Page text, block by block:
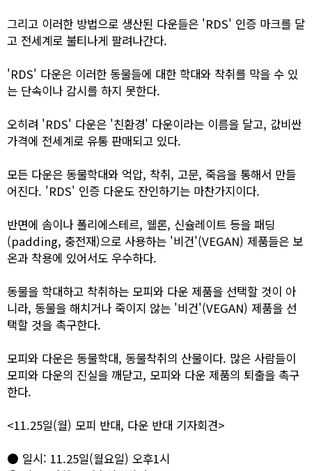
그리고 이러한 방법으로 생산된 다운들은 'RDS' 인증 마크를 달
고 전세계로 불티나게 팔려나간다.
'RDS' 다운은 이러한 동물들에 대한 학대와 착취를 막을 수 있
는 단속이나 감시를 하지 못한다.
오히려 'RDS' 다운은 '친환경' 다운이라는 이름을 달고, 값비싼
가격에 전세계로 유통 판매되고 있다.
모든 다운은 동물학대와 억압, 착취, 고문, 죽음을 통해서 만들
어진다. 'RDS' 인증 다운도 잔인하기는 마찬가지이다.
반면에 솜이나 폴리에스테르, 웰론, 신슐레이트 등을 패딩
(padding, 충전재)으로 사용하는 '비건'(VEGAN) 제품들은 보
온과 착용에 있어서도 우수하다.
동물을 학대하고 착취하는 모피와 다운 제품을 선택할 것이 아
니라, 동물을 해치거나 죽이지 않는 '비건'(VEGAN) 제품을 선
택할 것을 촉구한다.
모피와 다운은 동물학대, 동물착취의 산물이다. 많은 사람들이
모피와 다운의 진실을 깨닫고, 모피와 다운 제품의 퇴출을 촉구
한다.
<11.25일(월) 모피 반대, 다운 반대 기자회견>
● 일시: 11.25일(월요일) 오후1시